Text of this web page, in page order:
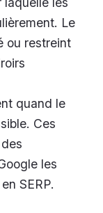
Le
ou restreint
quand le
Ces
les
SERP.